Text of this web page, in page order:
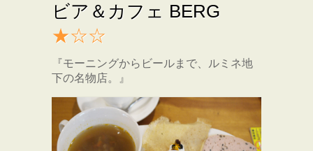
ビア＆カフェ BERG
★☆☆
『モーニングからビールまで、ルミネ地
下の名物店。』